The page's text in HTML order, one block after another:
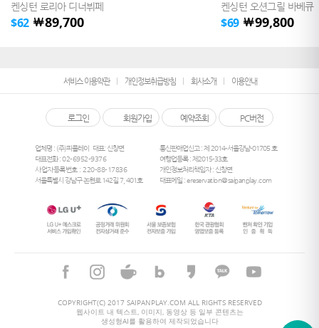
켄싱턴 로리아 디너뷔페
$62 ￦89,700
켄싱턴 오션그릴 바베큐
$69 ￦99,800
서비스 이용약관 개인정보취급방침 회사소개 이용안내
로그인 회원가입 예약조회 PC버전
업체명 : (주)피플레이
대표: 신창면
대표전화 :02-6952-9376
사업자등록번호 : 220-88-17836
서울특별시 강남구 논현로 142길 7, 401호
통신판매업신고 : 제 2014-서울강남-01705 호
여행업등록 : 제2015-33호
개인정보처리책임자 : 신창면
대표메일 :ereservation@saipanplay.com
COPYRIGHT(C) 2017 SAIPANPLAY.COM ALL RIGHTS RESERVED
웹사이트 내 텍스트, 이미지, 동영상 등 일부 콘텐츠는
생성형AI를 활용하여 제작되었습니다